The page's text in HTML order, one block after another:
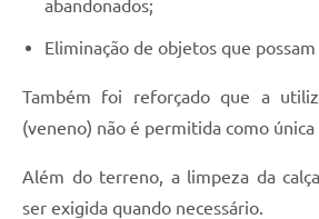
abandonados;
Eliminação de objetos que
Também foi reforçado que a
(veneno) não é permitida como
Além do terreno, a limpeza da
ser exigida quando necessário.